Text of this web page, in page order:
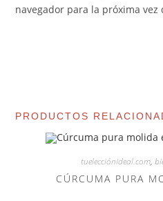
navegador para la próxima vez
PRODUCTOS
tuelecciónideal.com,
CÚRCUMA PURA